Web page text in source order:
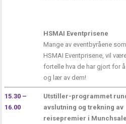
HSMAI Eventprisene
Mange av eventbyråene
HSMAI Eventprisene, vil
fortelle hva de har gjort for
og lær av dem!
15.30 –
16.00
Utstiller-programmet
avslutning og trekning av
reisepremier i